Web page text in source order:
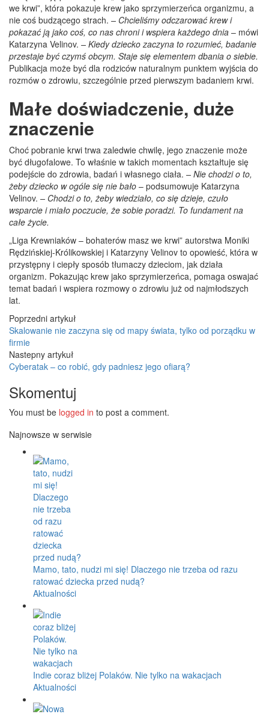
we krwi”, która pokazuje krew jako sprzymierzeńca organizmu, a
nie coś budzącego strach. – Chcieliśmy odczarować krew i
pokazać ją jako coś, co nas chroni i wspiera każdego dnia – mówi
Katarzyna Velinov. – Kiedy dziecko zaczyna to rozumieć, badanie
przestaje być czymś obcym. Staje się elementem dbania o siebie.
Publikacja może być dla rodziców naturalnym punktem wyjścia do
rozmów o zdrowiu, szczególnie przed pierwszym badaniem krwi.
Małe doświadczenie, duże
znaczenie
Choć pobranie krwi trwa zaledwie chwilę, jego znaczenie może
być długofalowe. To właśnie w takich momentach kształtuje się
podejście do zdrowia, badań i własnego ciała. – Nie chodzi o to,
żeby dziecko w ogóle się nie bało – podsumowuje Katarzyna
Velinov. – Chodzi o to, żeby wiedziało, co się dzieje, czuło
wsparcie i miało poczucie, że sobie poradzi. To fundament na
całe życie.
„Liga Krewniaków – bohaterów masz we krwi” autorstwa Moniki
Rędzińskiej-Królikowskiej i Katarzyny Velinov to opowieść, która w
przystępny i ciepły sposób tłumaczy dzieciom, jak działa
organizm. Pokazując krew jako sprzymierzeńca, pomaga oswajać
temat badań i wspiera rozmowy o zdrowiu już od najmłodszych
lat.
Poprzedni artykuł
Skalowanie nie zaczyna się od mapy świata, tylko od porządku w
firmie
Nastepny artykuł
Cyberatak – co robić, gdy padniesz jego ofiarą?
Skomentuj
You must be logged in to post a comment.
Najnowsze w serwisie
Mamo, tato, nudzi mi się! Dlaczego nie trzeba od razu
ratować dziecka przed nudą?
Aktualności
Indie coraz bliżej Polaków. Nie tylko na wakacjach
Aktualności